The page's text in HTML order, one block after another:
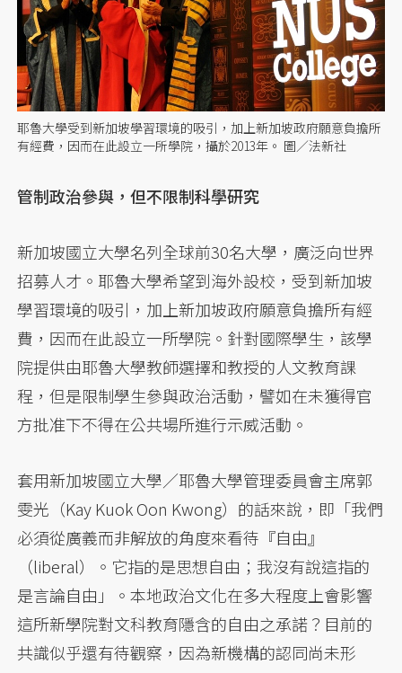
耶魯大學受到新加坡學習環境的吸引，加上新加坡政府願意負擔所
有經費，因而在此設立一所學院，攝於2013年。 圖／法新社
管制政治參與，但不限制科學研究
新加坡國立大學名列全球前30名大學，廣泛向世界
招募人才。耶魯大學希望到海外設校，受到新加坡
學習環境的吸引，加上新加坡政府願意負擔所有經
費，因而在此設立一所學院。針對國際學生，該學
院提供由耶魯大學教師選擇和教授的人文教育課
程，但是限制學生參與政治活動，譬如在未獲得官
方批准下不得在公共場所進行示威活動。
套用新加坡國立大學／耶魯大學管理委員會主席郭
雯光（Kay Kuok Oon Kwong）的話來說，即「我們
必須從廣義而非解放的角度來看待『自由』
（liberal）。它指的是思想自由；我沒有說這指的
是言論自由」。本地政治文化在多大程度上會影響
這所新學院對文科教育隱含的自由之承諾？目前的
共識似乎還有待觀察，因為新機構的認同尚未形